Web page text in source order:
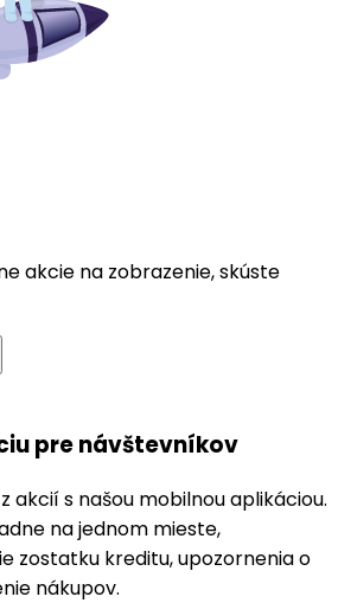
akcie na zobrazenie, skúste
pre návštevníkov
akcií s našou mobilnou aplikáciou.
na jednom mieste,
zostatku kreditu, upozornenia o
nákupov.